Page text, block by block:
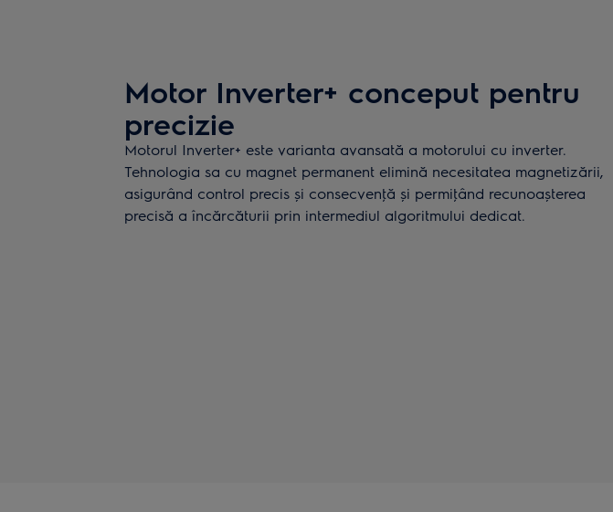
Motor Inverter+ conceput pentru
precizie
Motorul Inverter+ este varianta avansată a motorului cu inverter.
Tehnologia sa cu magnet permanent elimină necesitatea magnetizării,
asigurând control precis și consecvenţă și permiţând recunoașterea
precisă a încărcăturii prin intermediul algoritmului dedicat.